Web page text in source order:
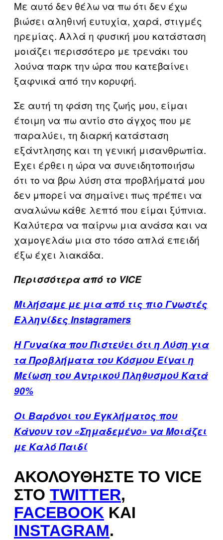
Με αυτό δεν θέλω να πω ότι δεν έχω
βιώσει αληθινή ευτυχία, χαρά, στιγμές
ηρεμίας. Αλλά η φυσική μου κατάσταση
μοιάζει περισσότερο με τρενάκι του
λούνα παρκ την ώρα που κατεβαίνει
ξαφνικά από την κορυφή.
Σε αυτή τη φάση της ζωής μου, είμαι
έτοιμη να πω αντίο στο άγχος που με
παραλύει, τη διαρκή κατάσταση
εξάντλησης και τη γενική μισανθρωπία.
Έχει έρθει η ώρα να συνειδητοποιήσω
ότι το να βρω λύση στα προβλήματά μου
δεν μπορεί να σημαίνει πως πρέπει να
αναλώνω κάθε λεπτό που είμαι ξύπνια.
Καλύτερα να παίρνω μια ανάσα και να
χαμογελάω μια στο τόσο απλά επειδή
έξω έχει λιακάδα.
Περισσότερα από το VICE
Μιλήσαμε με μια από τις πιο Γνωστές
Ελληνίδες Instagramers
Η Γυναίκα που Πιστεύει ότι η Λύση για
τα Προβλήματα του Κόσμου Είναι η
Μείωση του Αντρικού Πληθυσμού Κατά
90%
Οι Βαρόνοι του Εγκλήματος που
Κάνουν τον «Σημαδεμένο» να Μοιάζει
με Καλό Παιδί
ΑΚΟΛΟΥΘΉΣΤΕ ΤΟ VICE
ΣΤΟ TWITTER,
FACEBOOK ΚΑΙ
INSTAGRAM.